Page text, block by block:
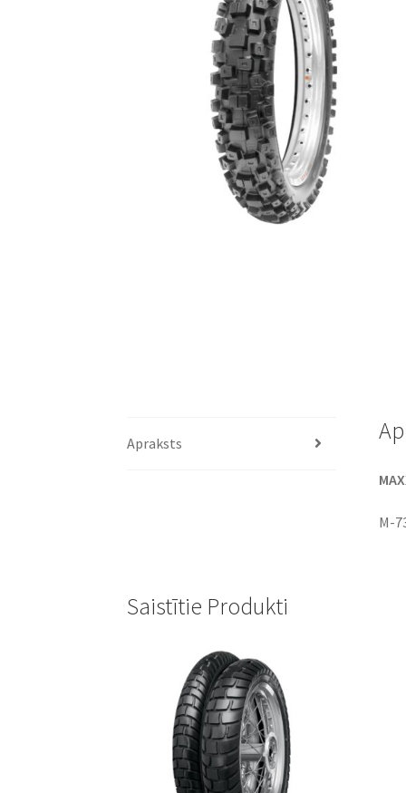
Apraksts
M-
Saistītie Produkti